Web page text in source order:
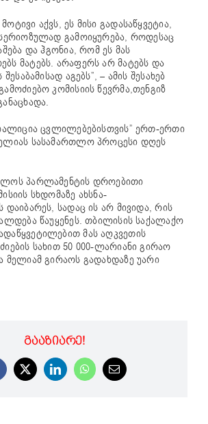
აქვს, ეს მისი გადასაწყვეტია,
გამოიყურება, როდესაც
და ჰგონია, რომ ეს მას
მატებს. არაფერს არ მატებს და
აგებს”, – ამის შესახებ
კომისიის წევრმა,თენგიზ
ცვლილებებისთვის” ერთ-ერთი
სასამართლო პროცესი დღეს
პარლამენტის დროებითი
სხდომაზე ახსნა-
დაიბარეს, სადაც ის არ მივიდა, რის
წაუყენეს. თბილისის საქალაქო
მას აღკვეთის
სახით 50 000-ლარიანი გირაო
მელიამ გირაოს გადახდაზე უარი
ᲒᲐᲐᲖᲘᲐᲠᲔ!
X LinkedInWhatsApp
Email